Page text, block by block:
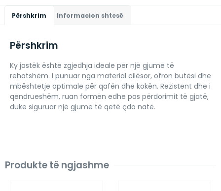
Përshkrim Informacion shtesë
Përshkrim
Ky jastëk është zgjedhja ideale për një gjumë të
rehatshëm. I punuar nga material cilësor, ofron butësi dhe
mbështetje optimale për qafën dhe kokën. Rezistent dhe i
qëndrueshëm, ruan formën edhe pas përdorimit të gjatë,
duke siguruar një gjumë të qetë çdo natë.
Produkte të ngjashme